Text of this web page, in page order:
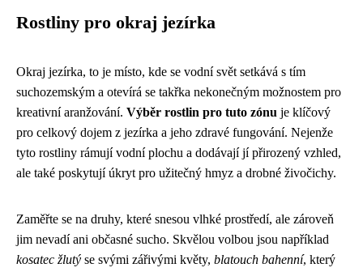
Rostliny pro okraj jezírka
Okraj jezírka, to je místo, kde se vodní svět setkává s tím
suchozemským a otevírá se takřka nekonečným možnostem pro
kreativní aranžování. Výběr rostlin pro tuto zónu je klíčový
pro celkový dojem z jezírka a jeho zdravé fungování. Nejenže
tyto rostliny rámují vodní plochu a dodávají jí přirozený vzhled,
ale také poskytují úkryt pro užitečný hmyz a drobné živočichy.
Zaměřte se na druhy, které snesou vlhké prostředí, ale zároveň
jim nevadí ani občasné sucho. Skvělou volbou jsou například
kosatec žlutý se svými zářivými květy, blatouch bahenní, který